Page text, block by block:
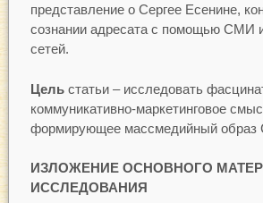
представление о Сергее Есенине,
сознании адресата с помощью СМИ
сетей.
Цельстатьи – исследовать
коммуникативно-маркетинговое
формирующее массмедийный образ
ИЗЛОЖЕНИЕ ОСНОВНОГО
ИССЛЕДОВАНИЯ